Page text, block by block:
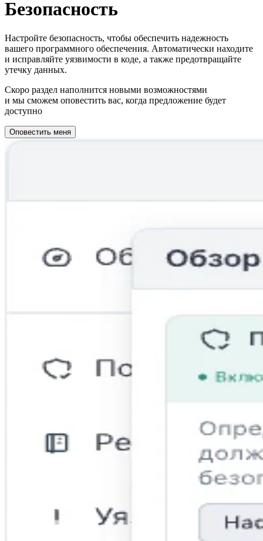
Безопасность
Настройте безопасность, чтобы обеспечить надежность
вашего программного обеспечения. Автоматически находите
и исправляйте уязвимости в коде, а также предотвращайте
утечку данных.
Скоро раздел наполнится новыми возможностями
и мы сможем оповестить вас, когда предложение будет
доступно
Оповестить меня